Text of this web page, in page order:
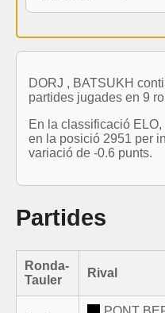
DORJ , BATSUKH
partides jugades en 9
En la classificació
en la posició 2951 per
variació de -0.6 punts.
Partides
Ronda-
Tauler
Rival